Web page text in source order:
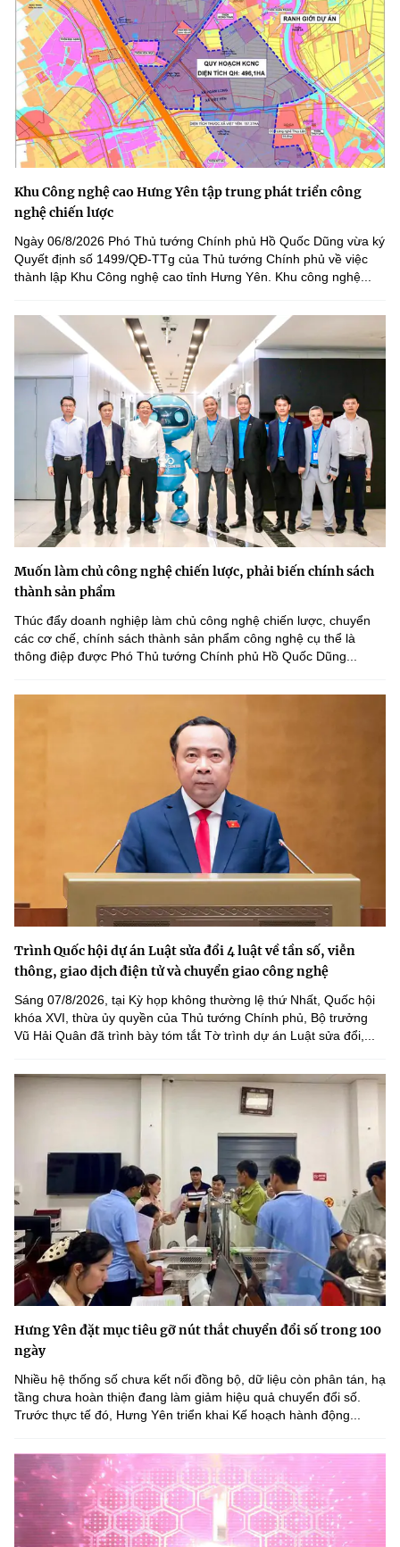
Khu Công nghệ cao Hưng Yên tập trung phát triển công
nghệ chiến lược
Ngày 06/8/2026 Phó Thủ tướng Chính phủ Hồ Quốc Dũng vừa ký
Quyết định số 1499/QĐ-TTg của Thủ tướng Chính phủ về việc
thành lập Khu Công nghệ cao tỉnh Hưng Yên. Khu công nghệ...
Muốn làm chủ công nghệ chiến lược, phải biến chính sách
thành sản phẩm
Thúc đẩy doanh nghiệp làm chủ công nghệ chiến lược, chuyển
các cơ chế, chính sách thành sản phẩm công nghệ cụ thể là
thông điệp được Phó Thủ tướng Chính phủ Hồ Quốc Dũng...
Trình Quốc hội dự án Luật sửa đổi 4 luật về tần số, viễn
thông, giao dịch điện tử và chuyển giao công nghệ
Sáng 07/8/2026, tại Kỳ họp không thường lệ thứ Nhất, Quốc hội
khóa XVI, thừa ủy quyền của Thủ tướng Chính phủ, Bộ trưởng
Vũ Hải Quân đã trình bày tóm tắt Tờ trình dự án Luật sửa đổi,...
Hưng Yên đặt mục tiêu gỡ nút thắt chuyển đổi số trong 100
ngày
Nhiều hệ thống số chưa kết nối đồng bộ, dữ liệu còn phân tán, hạ
tầng chưa hoàn thiện đang làm giảm hiệu quả chuyển đổi số.
Trước thực tế đó, Hưng Yên triển khai Kế hoạch hành động...